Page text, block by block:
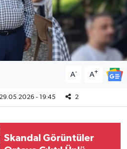
A- A+
29.05.2026 - 19:45 2
Skandal Görüntüler